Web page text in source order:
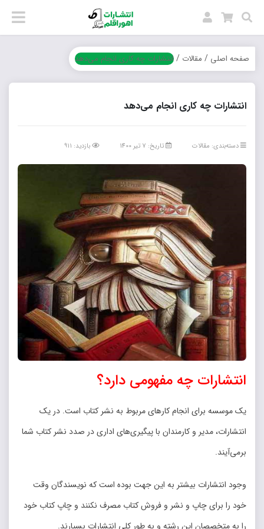
صفحه اصلی / مقالات /انتشارات چه کاری انجام می‌دهد
انتشارات چه کاری انجام می‌دهد
دسته‌بندی: مقالات تاریخ: 7 تیر 1400 بازدید: ۹۱۱
انتشارات چه مفهومی دارد؟
یک موسسه برای انجام کارهای مربوط به نشر کتاب است. در یک
انتشارات، مدیر و کارمندان با پیگیری­‌های اداری در صدد نشر کتاب شما
برمی‌­آیند.
وجود انتشارات بیشتر به این جهت بوده است که نویسندگان وقت
خود را برای چاپ و نشر و فروش کتاب مصرف نکنند و چاپ کتاب خود
را به متخصصان این رشته و به طور کلی انتشارات بسپارند.